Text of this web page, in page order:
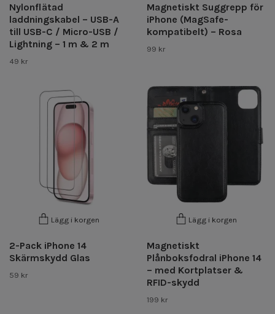
Nylonflätad
laddningskabel – USB-A
till USB-C / Micro-USB /
Lightning – 1 m & 2 m
49 kr
Magnetiskt Suggrepp för
iPhone (MagSafe-
kompatibelt) – Rosa
99 kr
Lägg i korgen
2-Pack iPhone 14
Skärmskydd Glas
59 kr
Lägg i korgen
Magnetiskt
Plånboksfodral iPhone 14
– med Kortplatser &
RFID-skydd
199 kr